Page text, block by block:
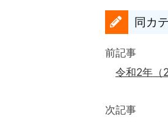
同カ
前記事
令和2年（
次記事